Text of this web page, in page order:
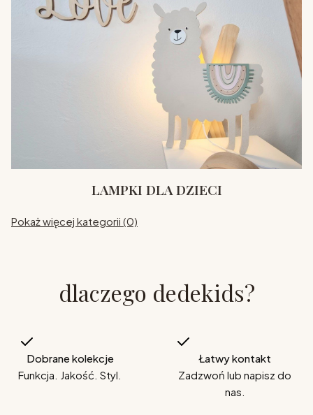
LAMPKI DLA DZIECI
Pokaż więcej kategorii (0)
dlaczego dedekids?
Dobrane kolekcje
Funkcja. Jakość. Styl.
Łatwy kontakt
Zadzwoń lub napisz do
nas.